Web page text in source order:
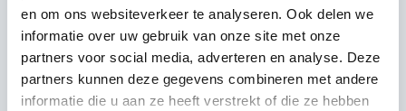
en om ons websiteverkeer te analyseren. Ook delen we
informatie over uw gebruik van onze site met onze
partners voor social media, adverteren en analyse. Deze
partners kunnen deze gegevens combineren met andere
informatie die u aan ze heeft verstrekt of die ze hebben
Vergelijkbare producten